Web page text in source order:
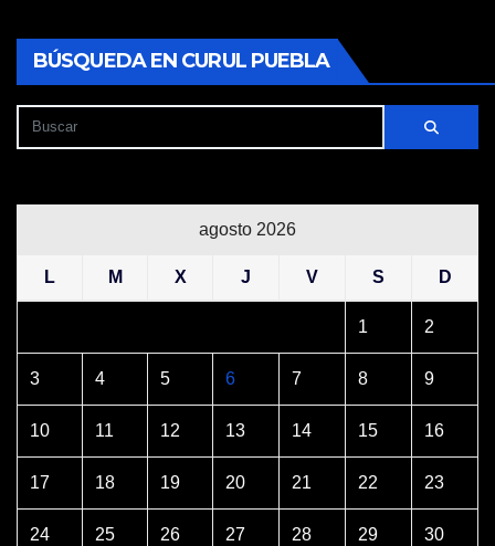
BÚSQUEDA EN CURUL PUEBLA
agosto 2026
L M X J V S D
1 2
3 4 5 6 7 8 9
10 11 12 13 14 15 16
17 18 19 20 21 22 23
24 25 26 27 28 29 30